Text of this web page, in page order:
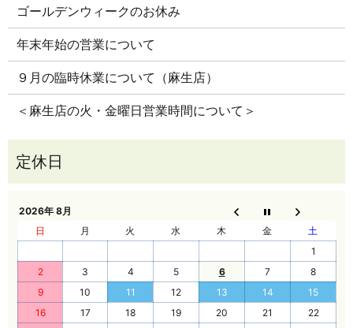
ゴールデンウィークのお休み
年末年始の営業について
９月の臨時休業について（麻生店）
＜麻生店の火・金曜日営業時間について＞
2026年 8月
日
月 火 水 木 金
土
1
2
3 4 5 6 7
8
9
10 11 12 13 14
15
16
17 18 19 20 21
22